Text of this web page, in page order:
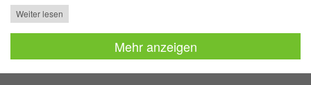
Weiter lesen
Mehr anzeigen